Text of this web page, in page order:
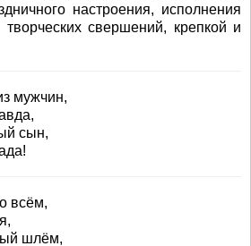
настроения, исполнения
свершений, крепкой и
мужчин,
сын,
всём,
шлём,